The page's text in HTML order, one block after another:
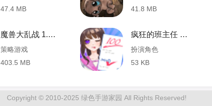
47.4 MB
41.8 MB
魔兽大乱战 1.7.0 安卓版
策略游戏
403.5 MB
疯狂的班主任 1.0.0 安卓版
扮演角色
53 KB
Copyright © 2010-2025 绿色手游家园 All Rights Reserved!